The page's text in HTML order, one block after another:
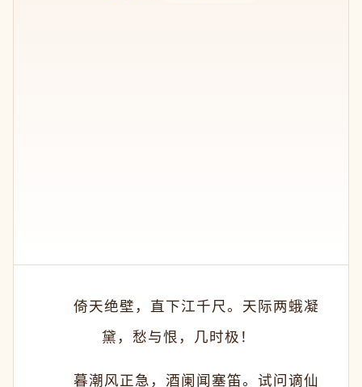
倚天绝壁，直下江千尺。天际两蛾凝
黛，愁与恨，几时极！
暮潮风正急，酒阑闻塞笛。试问谪仙